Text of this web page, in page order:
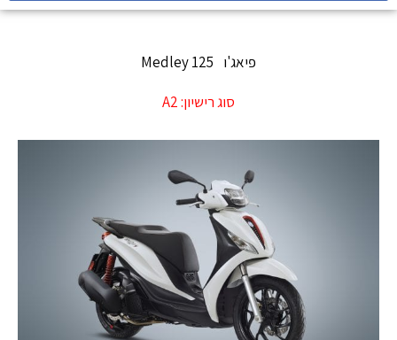
פיאג'ו Medley 125
סוג רישיון:A2